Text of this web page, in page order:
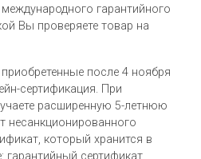
гарантийного
Вы проверяете товар на
после 4 ноября
сертификация. При
расширенную 5-летнюю
несанкционированного
который хранится в
гарантийный сертификат